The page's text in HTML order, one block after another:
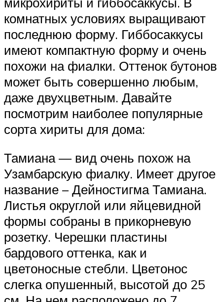
комнатных условиях выращивают
последнюю форму. Гиббосаккусы
имеют компактную форму и очень
похожи на фиалки. Оттенок бутонов
может быть совершенно любым,
даже двухцветным. Давайте
посмотрим наиболее популярные
сорта хириты для дома:
Тамиана — вид очень похож на
Узамбарскую фиалку. Имеет другое
название – Дейностигма Тамиана.
Листья округлой или яйцевидной
формы собраны в прикорневую
розетку. Черешки пластины
бардового оттенка, как и
цветоносные стебли. Цветонос
слегка опушенный, высотой до 25